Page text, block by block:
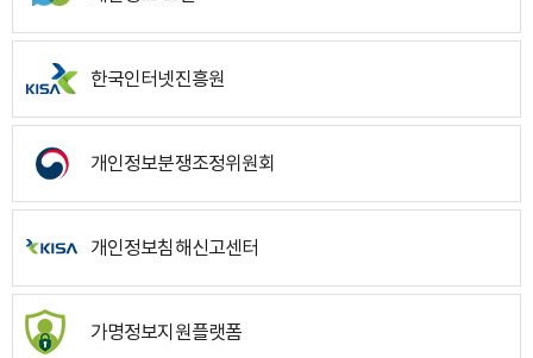
한국인터넷진흥원
개인정보분쟁조정위원회
개인정보침해신고센터
가명정보지원플랫폼